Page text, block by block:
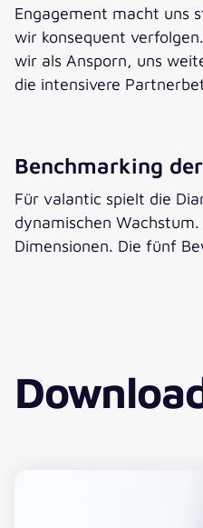
Engagement macht uns
wir konsequent
wir als Ansporn, uns
die intensivere
Benchmarking
Für valantic spielt die
dynamischen
Dimensionen. Die fünf